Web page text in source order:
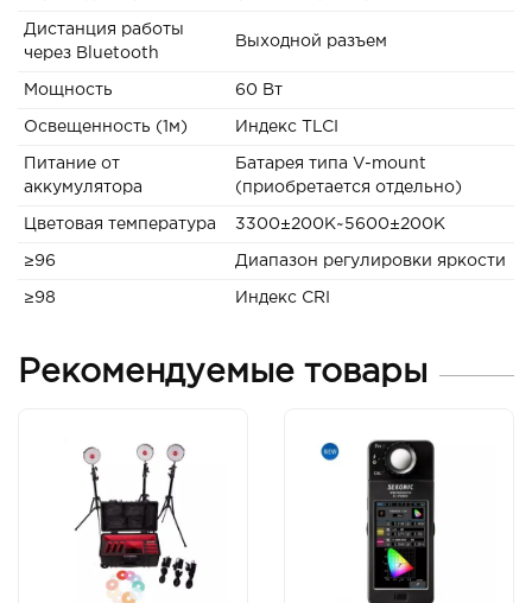
Дистанция работы
через Bluetooth
Выходной разъем
Мощность 60 Вт
Освещенность (1м) Индекс TLCI
Питание от
аккумулятора
Батарея типа V-mount
(приобретается отдельно)
Цветовая температура 3300±200K~5600±200K
≥96 Диапазон регулировки яркости
≥98 Индекс CRI
Рекомендуемые товары